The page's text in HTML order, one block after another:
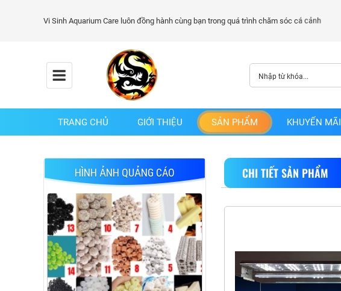
TRANG CHỦ GIỚI THIỆU SẢN PHẨM KHUYẾN MÃI
HÌNH ẢNH QUẢNG CÁO CHI TIẾT SẢN PHẨM